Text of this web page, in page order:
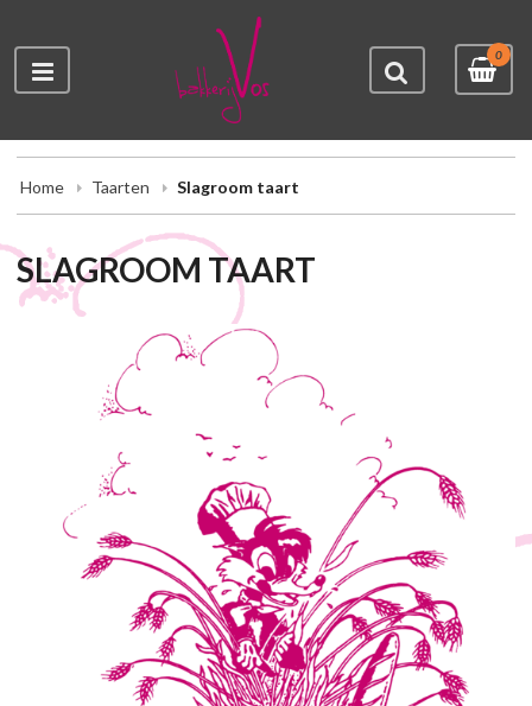
0
Home Taarten Slagroom taart
SLAGROOM TAART